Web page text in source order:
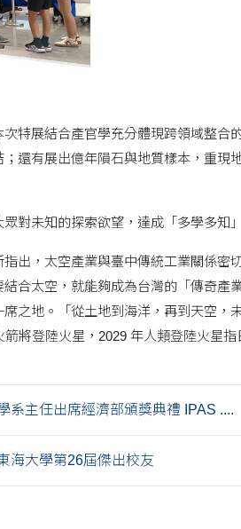
特展結合產官學充分體現跨領域整合
還有展出億年隕石與地質樣本，重現
對未知的探索欲望，達成「多學多知
出，太空產業與臺中傳統工業關係密
合太空，就能夠成為台灣的「傳奇產
之地。「從土地到海洋，再到天空，
將登陸火星，2029 年人類登陸火星指
系主任出席經濟部頒獎典禮 IPAS ....
海大學第26屆傑出校友